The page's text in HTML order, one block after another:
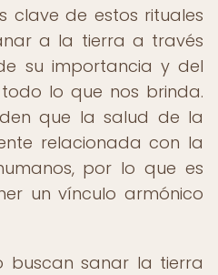
clave de estos rituales
a la tierra a través
su importancia y del
lo que nos brinda.
que la salud de la
relacionada con la
por lo que es
un vínculo armónico
buscan sanar la tierra